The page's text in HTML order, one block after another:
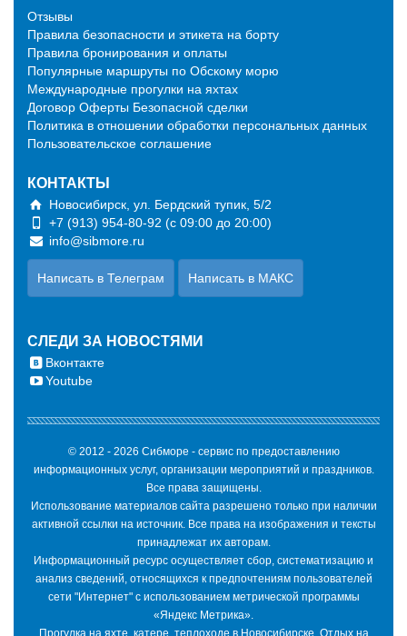
Отзывы
Правила безопасности и этикета на борту
Правила бронирования и оплаты
Популярные маршруты по Обскому морю
Международные прогулки на яхтах
Договор Оферты Безопасной сделки
Политика в отношении обработки персональных данных
Пользовательское соглашение
КОНТАКТЫ
Новосибирск, ул. Бердский тупик, 5/2
+7 (913) 954-80-92 (c 09:00 до 20:00)
info@sibmore.ru
Написать в Телеграм Написать в МАКС
СЛЕДИ ЗА НОВОСТЯМИ
Вконтакте
Youtube
© 2012 - 2026 Сибморе - сервис по предоставлению
информационных услуг, организации мероприятий и праздников.
Все права защищены.
Использование материалов сайта разрешено только при наличии
активной ссылки на источник. Все права на изображения и тексты
принадлежат их авторам.
Информационный ресурс осуществляет сбор, систематизацию и
анализ сведений, относящихся к предпочтениям пользователей
сети "Интернет" с использованием метрической программы
«Яндекс Метрика».
Прогулка на яхте, катере, теплоходе в Новосибирске. Отдых на